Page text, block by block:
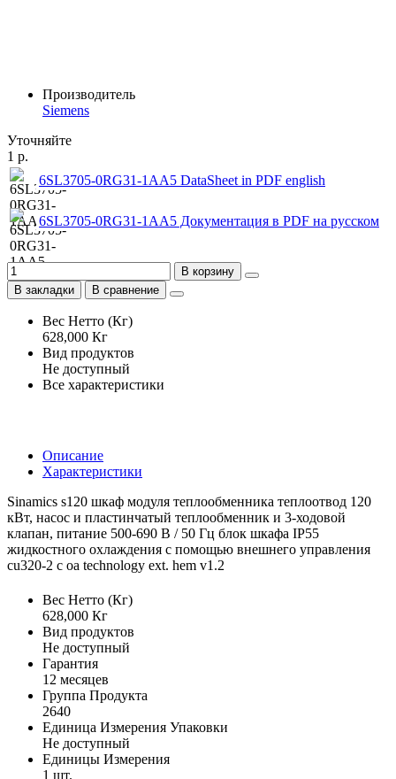
Производитель
Siemens
Уточняйте
1 р.
6SL3705-0RG31-1AA5 DataSheet in PDF english
6SL3705-0RG31-1AA5 Документация в PDF на русском
В корзину
В закладки
В сравнение
Вес Нетто (Кг)
628,000 Кг
Вид продуктов
Не доступный
Все характеристики
Описание
Характеристики
Sinamics s120 шкаф модуля теплообменника теплоотвод 120
кВт, насос и пластинчатый теплообменник и 3-ходовой
клапан, питание 500-690 В / 50 Гц блок шкафа IP55
жидкостного охлаждения с помощью внешнего управления
cu320-2 с оа technology ext. hem v1.2
Вес Нетто (Кг)
628,000 Кг
Вид продуктов
Не доступный
Гарантия
12 месяцев
Группа Продукта
2640
Единица Измерения Упаковки
Не доступный
Единицы Измерения
1 шт.